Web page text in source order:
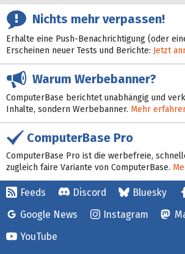
Nichts mehr verpassen!
Erhalte eine Push-Benachrichtigung (oder
Erscheinen neuer Tests und Berichte: Jetzt
Warum Werbebanner?
ComputerBase berichtet unabhängig und
Inhalte, sondern Werbebanner. Mehr
ComputerBase Pro
ComputerBase Pro ist die werbefreie,
zugleich faire Variante von ComputerBase.
Feeds Discord Bluesky
Google News
Instagram
YouTube